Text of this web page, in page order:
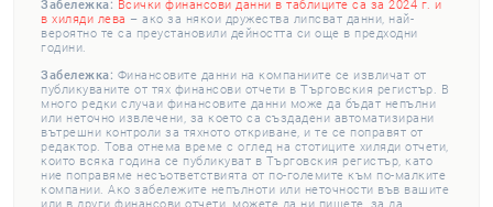
Забележка: Всички финансови данни в таблиците са за 2024 г. и
в хиляди лева – ако за някои дружества липсват данни, най-
вероятно те са преустановили дейността си още в предходни
години.
Забележка: Финансовите данни на компаниите се извличат от
публикуваните от тях финансови отчети в Търговския регистър. В
много редки случаи финансовите данни може да бъдат непълни
или неточно извлечени, за което са създадени автоматизирани
вътрешни контроли за тяхното откриване, и те се поправят от
редактор. Това отнема време с оглед на стотиците хиляди отчети,
които всяка година се публикуват в Търговския регистър, като
ние поправяме несъответствията от по-големите към по-малките
компании. Ако забележите непълноти или неточности във вашите